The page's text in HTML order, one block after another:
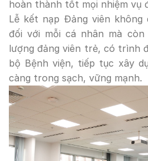
hoàn thành tốt mọi nhiệm vụ
Lễ kết nạp Đảng viên không
đối với mỗi cá nhân mà
lượng đảng viên trẻ, có trình
bộ Bệnh viện, tiếp tục xây
càng trong sạch, vững mạnh.